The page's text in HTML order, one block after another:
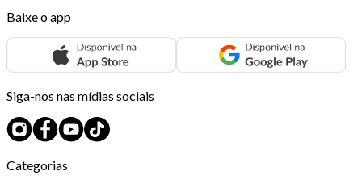
Baixe o app
Siga-nos nas mídias sociais
Categorias